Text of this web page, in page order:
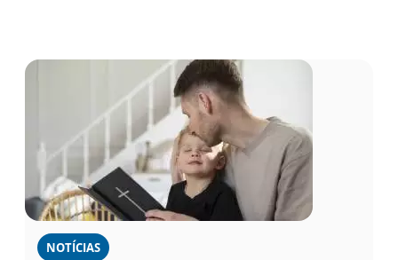
NOTÍCIAS